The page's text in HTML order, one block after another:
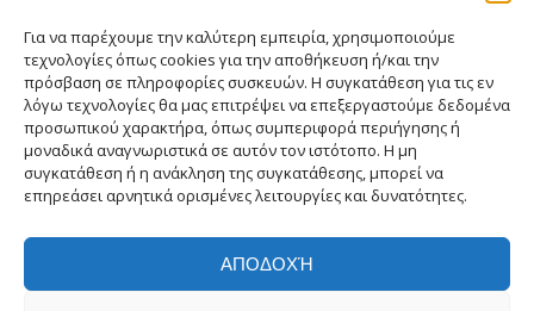
Για να παρέχουμε την καλύτερη εμπειρία, χρησιμοποιούμε
τεχνολογίες όπως cookies για την αποθήκευση ή/και την
πρόσβαση σε πληροφορίες συσκευών. Η συγκατάθεση για τις εν
λόγω τεχνολογίες θα μας επιτρέψει να επεξεργαστούμε δεδομένα
προσωπικού χαρακτήρα, όπως συμπεριφορά περιήγησης ή
μοναδικά αναγνωριστικά σε αυτόν τον ιστότοπο. Η μη
συγκατάθεση ή η ανάκληση της συγκατάθεσης, μπορεί να
επηρεάσει αρνητικά ορισμένες λειτουργίες και δυνατότητες.
ΑΠΟΔΟΧΉ
Terms of Use
Personal Data
Cookie Policy
Accessibility Statement